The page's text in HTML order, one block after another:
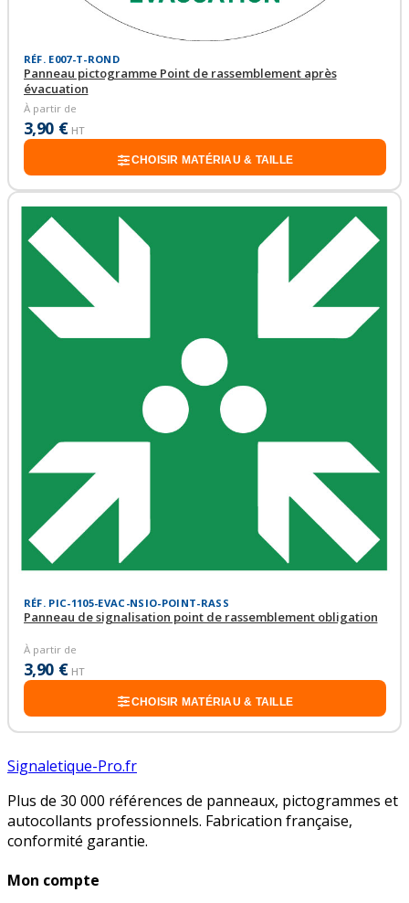
RÉF. E007-T-ROND
Panneau pictogramme Point de rassemblement après
évacuation
À partir de
3,90 € HT
CHOISIR MATÉRIAU & TAILLE
RÉF. PIC-1105-EVAC-NSIO-POINT-RASS
Panneau de signalisation point de rassemblement obligation
À partir de
3,90 € HT
CHOISIR MATÉRIAU & TAILLE
Signaletique-Pro.fr
Plus de 30 000 références de panneaux, pictogrammes et
autocollants professionnels. Fabrication française,
conformité garantie.
Mon compte